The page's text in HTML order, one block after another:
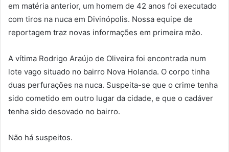
em matéria anterior, um homem de 42 anos foi executado
com tiros na nuca em Divinópolis. Nossa equipe de
reportagem traz novas informações em primeira mão.
A vítima Rodrigo Araújo de Oliveira foi encontrada num
lote vago situado no bairro Nova Holanda. O corpo tinha
duas perfurações na nuca. Suspeita-se que o crime tenha
sido cometido em outro lugar da cidade, e que o cadáver
tenha sido desovado no bairro.
Não há suspeitos.